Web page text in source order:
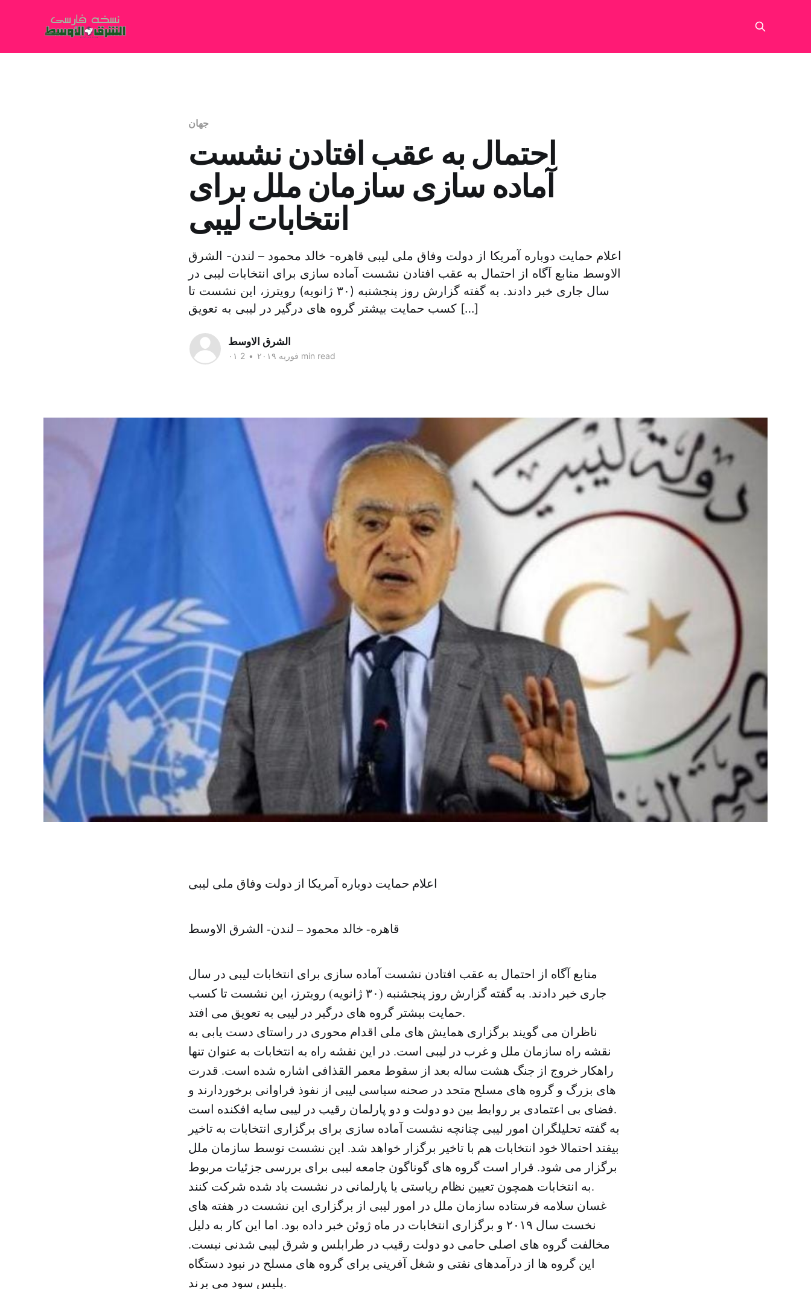
جهان
احتمال به عقب افتادن نشست
آماده سازی سازمان ملل برای
انتخابات لیبی
اعلام حمایت دوباره آمریکا از دولت وفاق ملی لیبی قاهره- خالد محمود – لندن- الشرق
الاوسط منابع آگاه از احتمال به عقب افتادن نشست آماده سازی برای انتخابات لیبی در
سال جاری خبر دادند. به گفته گزارش روز پنجشنبه (۳۰ ژانویه) رویترز‌، این نشست تا
کسب حمایت بیشتر گروه های درگیر در لیبی به تعویق […]
الشرق الاوسط
۰۱ فوریه ۲۰۱۹ • 2 min read
اعلام حمایت دوباره آمریکا از دولت وفاق ملی لیبی
قاهره- خالد محمود – لندن- الشرق الاوسط
منابع آگاه از احتمال به عقب افتادن نشست آماده سازی برای انتخابات لیبی در سال
جاری خبر دادند. به گفته گزارش روز پنجشنبه (۳۰ ژانویه) رویترز‌، این نشست تا کسب
حمایت بیشتر گروه های درگیر در لیبی به تعویق می افتد.
ناظران می گویند برگزاری همایش های ملی اقدام محوری در راستای دست یابی به
نقشه راه سازمان ملل و غرب در لیبی است. در این نقشه راه به انتخابات به عنوان تنها
راهکار خروج از جنگ هشت ساله بعد از سقوط معمر القذافی اشاره شده است. قدرت
های بزرگ و گروه های مسلح متحد در صحنه سیاسی لیبی از نفوذ فراوانی برخوردارند و
فضای بی اعتمادی بر روابط بین دو دولت و دو پارلمان رقیب در لیبی سایه افکنده است.
به گفته تحلیلگران امور لیبی چنانچه نشست آماده سازی برای برگزاری انتخابات به تاخیر
بیفتد احتمالا خود انتخابات هم با تاخیر برگزار خواهد شد. این نشست توسط سازمان ملل
برگزار می شود. قرار است گروه های گوناگون جامعه لیبی برای بررسی جزئیات مربوط
به انتخابات همچون تعیین نظام ریاستی یا پارلمانی در نشست یاد شده شرکت کنند.
غسان سلامه فرستاده سازمان ملل در امور لیبی از برگزاری این نشست در هفته های
نخست سال ۲۰۱۹ و برگزاری انتخابات در ماه ژوئن خبر داده بود. اما این کار به دلیل
مخالفت گروه های اصلی حامی دو دولت رقیب در طرابلس و شرق لیبی شدنی نیست.
این گروه ها از درآمدهای نفتی و شغل آفرینی برای گروه های مسلح در نبود دستگاه
پلیس سود می برند.